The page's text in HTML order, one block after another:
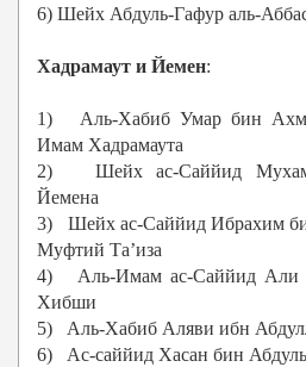
6) Шейх Абдуль-Гафур аль-
Хадрамаут и Йемен:
1) Аль-Хабиб Умар бин
Имам Хадрамаута
2) Шейх ас-Саййид
Йемена
3) Шейх ас-Саййид Ибрахим
Муфтий Та’иза
4) Аль-Имам ас-Саййид Али
Хибши
5) Аль-Хабиб Аляви ибн
6) Ас-саййид Хасан бин